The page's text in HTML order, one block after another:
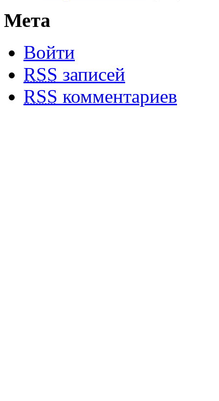
Мета
Войти
RSS записей
RSS комментариев